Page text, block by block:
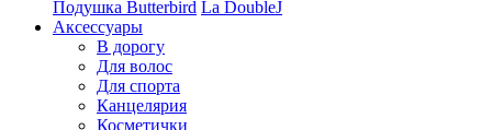
Подушка Butterbird La DoubleJ
Аксессуары
В дорогу
Для волос
Для спорта
Канцелярия
Косметички